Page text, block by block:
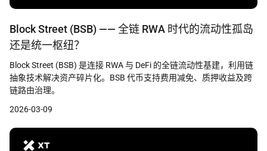
Block Street (BSB) —— 全链 RWA 时代的流动性孤岛
还是统一枢纽？
Block Street (BSB) 是连接 RWA 与 DeFi 的全链流动性基建，利用链
抽象技术解决资产碎片化。BSB 代币支持费用减免、质押收益及跨
链路由治理。
2026-03-09